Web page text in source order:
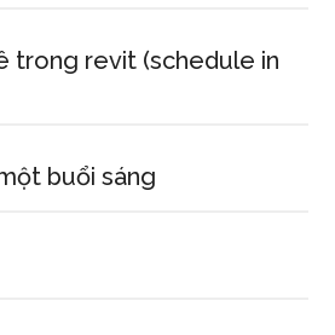
trong revit (schedule in
buổi sáng